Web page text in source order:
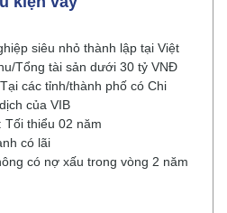
siêu nhỏ thành lập tại Việt
Tổng tài sản dưới 30 tỷ VNĐ
các tỉnh/thành phố có Chi
của VIB
Tối thiểu 02 năm
có lãi
có nợ xấu trong vòng 2 năm